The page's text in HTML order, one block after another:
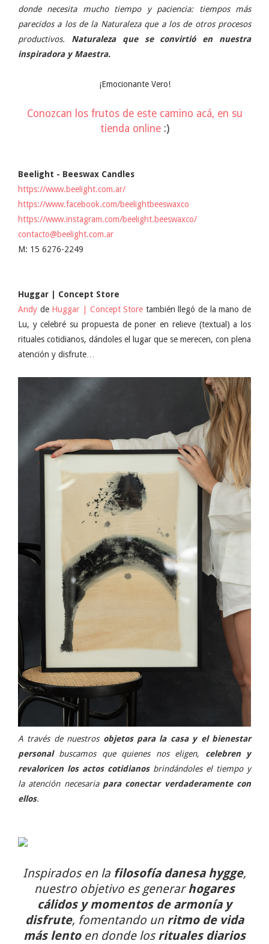
donde necesita mucho tiempo y paciencia: tiempos más
parecidos a los de la Naturaleza que a los de otros procesos
productivos. Naturaleza que se convirtió en nuestra
inspiradora y Maestra.
¡Emocionante Vero!
Conozcan los frutos de este camino acá, en su
tienda online:)
Beelight - Beeswax Candles
https://www.beelight.com.ar/
https://www.facebook.com/beelightbeeswaxco
https://www.instagram.com/beelight.beeswaxco/
contacto@beelight.com.ar
M: 15 6276-2249
Huggar | Concept Store
Andy de Huggar | Concept Store también llegó de la mano de
Lu, y celebré su propuesta de poner en relieve (textual) a los
rituales cotidianos, dándoles el lugar que se merecen, con plena
atención y disfrute…
A través de nuestros objetos para la casa y el bienestar
personalbuscamos que quienes nos eligen, celebren y
revaloricen los actos cotidianos brindándoles el tiempo y
la atención necesaria para conectar verdaderamente con
ellos.
Inspirados en la filosofía danesa hygge,
nuestro objetivo es generarhogares
cálidos y momentos de armonía y
disfrute, fomentando un ritmo de vida
más lentoen donde losrituales diarios